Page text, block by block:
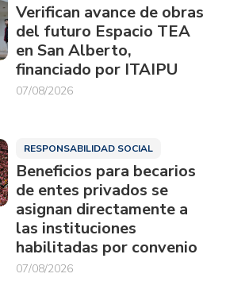
Verifican avance de obras
del futuro Espacio TEA
en San Alberto,
financiado por ITAIPU
07/08/2026
RESPONSABILIDAD SOCIAL
Beneficios para becarios
de entes privados se
asignan directamente a
las instituciones
habilitadas por convenio
07/08/2026